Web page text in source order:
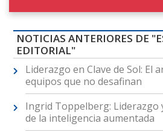
NOTICIAS ANTERIORES DE
EDITORIAL"
Liderazgo en Clave de Sol: El
equipos que no desafinan
Ingrid Toppelberg: Liderazgo
de la inteligencia aumentada